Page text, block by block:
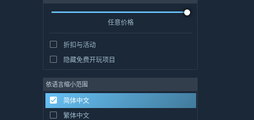
任意价格
折扣与活动
隐藏免费开玩项目
依语言缩小范围
简体中文
繁体中文